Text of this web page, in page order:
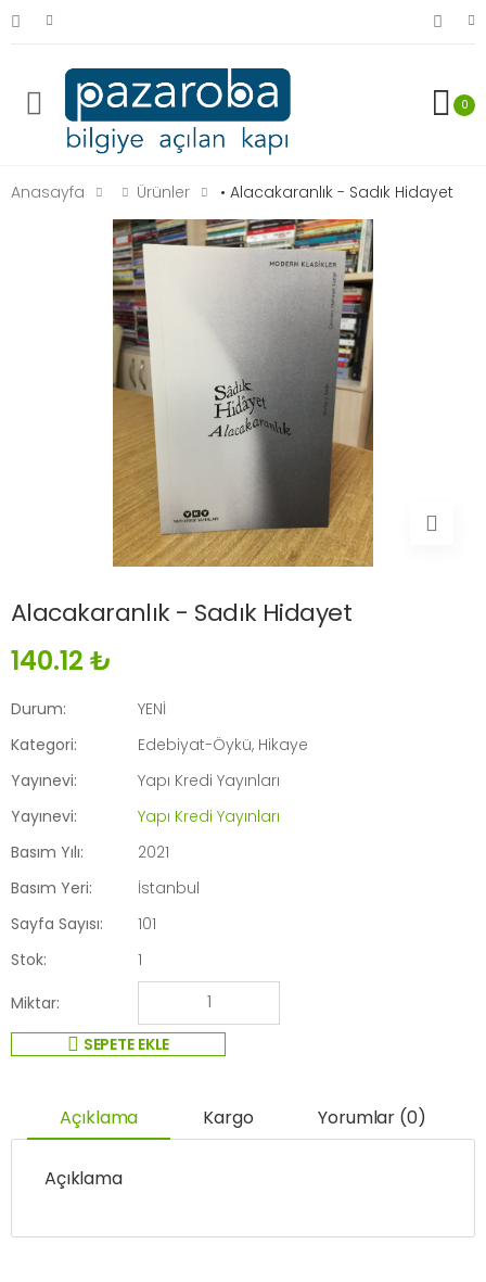
0
Anasayfa Ürünler • Alacakaranlık - Sadık Hidayet
Alacakaranlık - Sadık Hidayet
140.12 ₺
Durum:
YENİ
Kategori:
Edebiyat-Öykü, Hikaye
Yayınevi:
Yapı Kredi Yayınları
Yayınevi:
Yapı Kredi Yayınları
Basım Yılı:
2021
Basım Yeri:
İstanbul
Sayfa Sayısı:
101
Stok:
1
Miktar:
SEPETE EKLE
Açıklama Kargo Yorumlar (0)
Açıklama